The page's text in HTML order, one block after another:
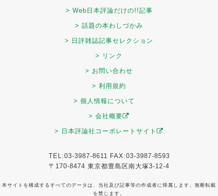
> Web日本評論だけの!!記事
> 話題の本わしづかみ
> 日評雑誌記事セレクション
> リンク
> お問い合わせ
> 利用規約
> 個人情報について
> 会社概要
> 日本評論社コーポレートサイト
TEL:03-3987-8611 FAX:03-3987-8593
〒170-8474 東京都豊島区南大塚3-12-4
本サイトを構成するすべてのデータは、当社及び記事等の作成者に帰属します。無断転載
を禁じます。